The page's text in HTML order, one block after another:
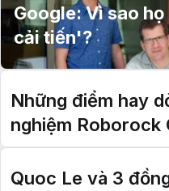
Google: Vì sao
cải tiến'?
Những điểm hay
nghiệm Roborock
Quoc Le và 3